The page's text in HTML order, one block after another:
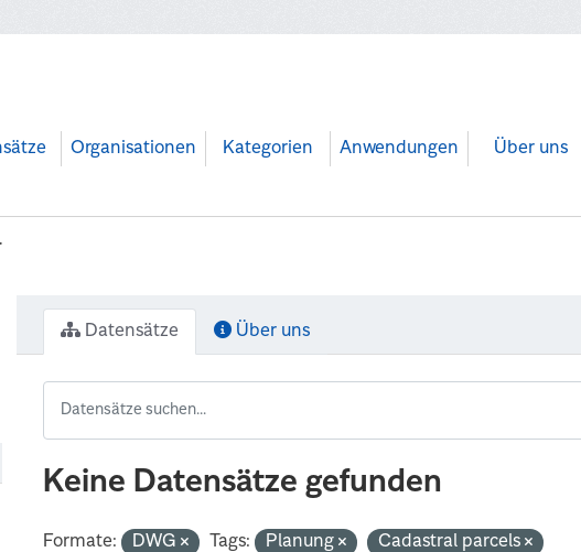
Organisationen Kategorien Anwendungen Über uns
Datensätze Über uns
Keine Datensätze gefunden
Formate: DWG Tags: Planung
Cadastral parcels